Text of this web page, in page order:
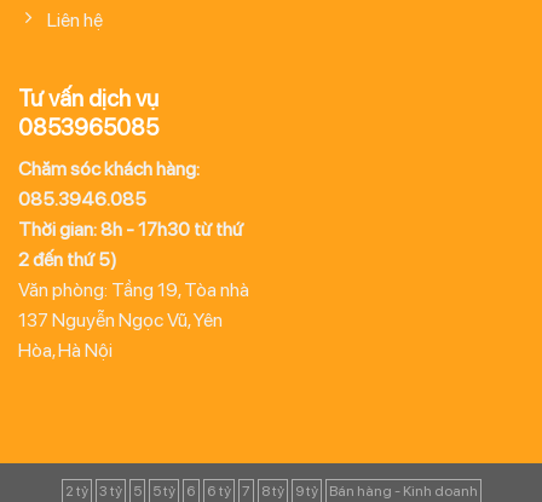
Liên hệ
Tư vấn dịch vụ
0853965085
Chăm sóc khách hàng:
085.3946.085
Thời gian: 8h - 17h30 từ thứ
2 đến thứ 5)
Văn phòng: Tầng 19, Tòa nhà
137 Nguyễn Ngọc Vũ, Yên
Hòa, Hà Nội
2 tỷ 3 tỷ 5 5 tỷ 6 6 tỷ 7 8 tỷ 9 tỷ
Bán hàng - Kinh doanh